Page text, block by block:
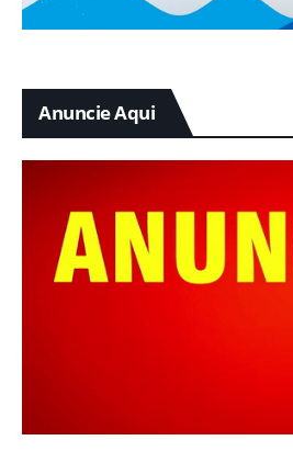
Anuncie Aqui